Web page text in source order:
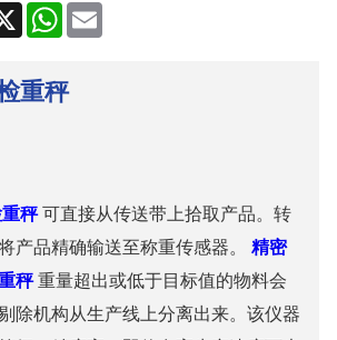
X WhatsApp
电
重秤
秤可直接从传送带上拾取产品。转
产品精确输送至称重传感器。 精密
秤重量超出或低于目标值的物料会
除机构从生产线上分离出来。该仪器